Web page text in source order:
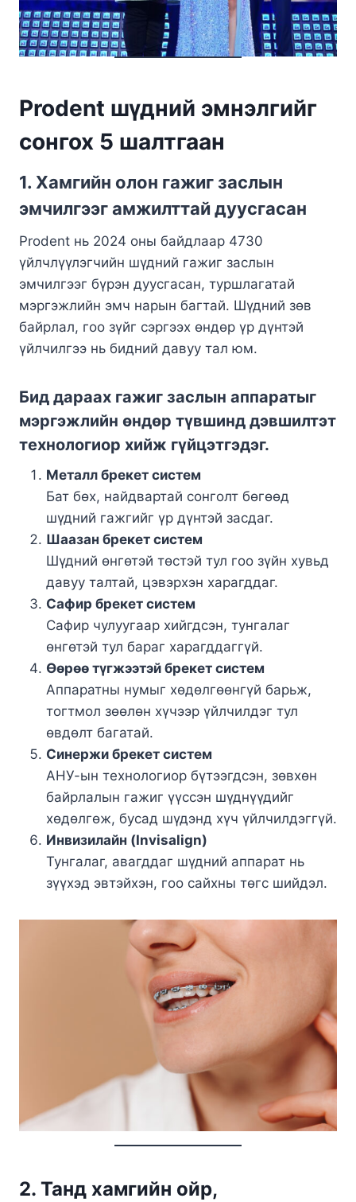
Prodent шүдний эмнэлгийг
сонгох 5 шалтгаан
1. Хамгийн олон гажиг заслын
эмчилгээг амжилттай дуусгасан
Prodent нь 2024 оны байдлаар 4730
үйлчлүүлэгчийн шүдний гажиг заслын
эмчилгээг бүрэн дуусгасан, туршлагатай
мэргэжлийн эмч нарын багтай. Шүдний зөв
байрлал, гоо зүйг сэргээх өндөр үр дүнтэй
үйлчилгээ нь бидний давуу тал юм.
Бид дараах гажиг заслын аппаратыг
мэргэжлийн өндөр түвшинд дэвшилтэт
технологиор хийж гүйцэтгэдэг.
Металл брекет систем
Бат бөх, найдвартай сонголт бөгөөд
шүдний гажгийг үр дүнтэй засдаг.
Шаазан брекет систем
Шүдний өнгөтэй төстэй тул гоо зүйн хувьд
давуу талтай, цэвэрхэн харагддаг.
Сафир брекет систем
Сафир чулуугаар хийгдсэн, тунгалаг
өнгөтэй тул бараг харагддаггүй.
Өөрөө түгжээтэй брекет систем
Аппаратны нумыг хөдөлгөөнгүй барьж,
тогтмол зөөлөн хүчээр үйлчилдэг тул
өвдөлт багатай.
Синержи брекет систем
АНУ-ын технологиор бүтээгдсэн, зөвхөн
байрлалын гажиг үүссэн шүднүүдийг
хөдөлгөж, бусад шүдэнд хүч үйлчилдэггүй.
Инвизилайн (Invisalign)
Тунгалаг, авагддаг шүдний аппарат нь
зүүхэд эвтэйхэн, гоо сайхны төгс шийдэл.
2. Танд хамгийн ойр,